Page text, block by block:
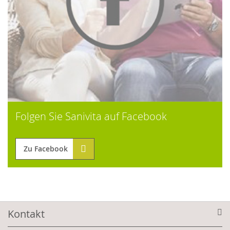
Folgen Sie Sanivita auf Facebook
Zu Facebook
Kontakt